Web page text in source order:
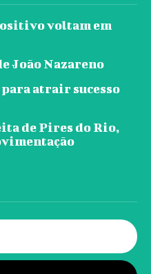
voltam em
João Nazareno
para atrair sucesso
de Pires do Rio,